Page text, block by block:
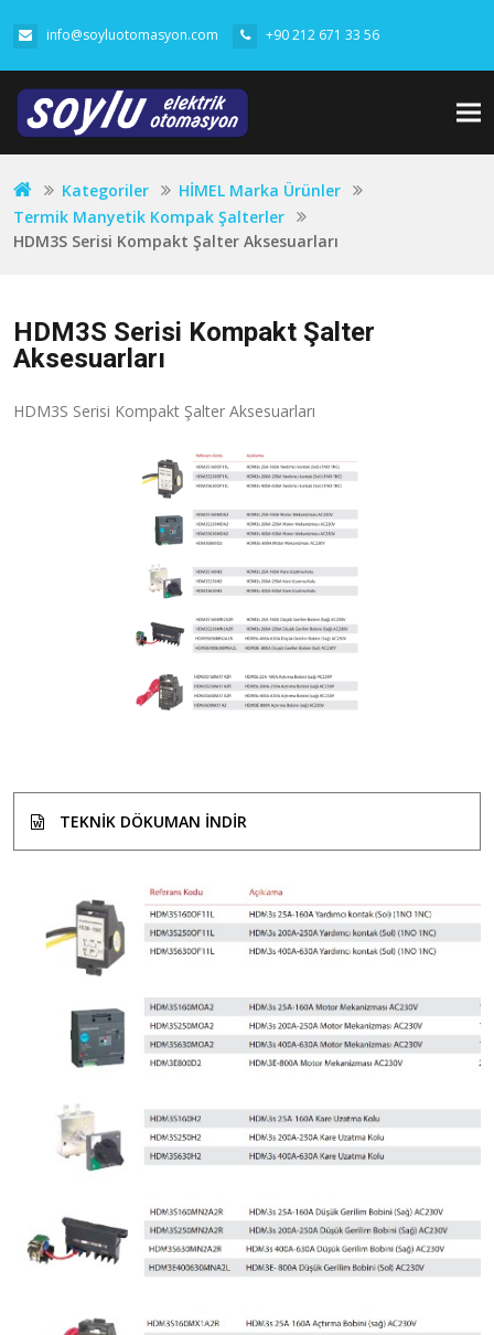
info@soyluotomasyon.com +90 212 671 33 56
Kategoriler
HİMEL Marka Ürünler
Termik Manyetik Kompak Şalterler
HDM3S Serisi Kompakt Şalter Aksesuarları
HDM3S Serisi Kompakt Şalter
Aksesuarları
HDM3S Serisi Kompakt Şalter Aksesuarları
TEKNIK DÖKUMAN INDIR